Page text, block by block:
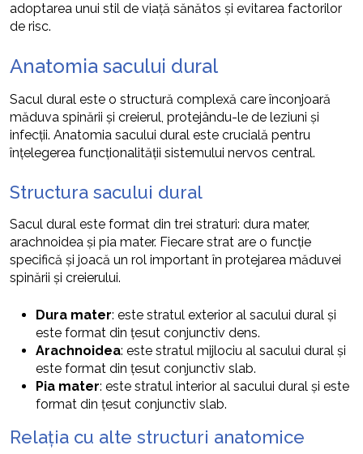
adoptarea unui stil de viață sănătos și evitarea factorilor
de risc.
Anatomia sacului dural
Sacul dural este o structură complexă care înconjoară
măduva spinării și creierul, protejându-le de leziuni și
infecții. Anatomia sacului dural este crucială pentru
înțelegerea funcționalității sistemului nervos central.
Structura sacului dural
Sacul dural este format din trei straturi: dura mater,
arachnoidea și pia mater. Fiecare strat are o funcție
specifică și joacă un rol important în protejarea măduvei
spinării și creierului.
Dura mater: este stratul exterior al sacului dural și
este format din țesut conjunctiv dens.
Arachnoidea: este stratul mijlociu al sacului dural și
este format din țesut conjunctiv slab.
Pia mater: este stratul interior al sacului dural și este
format din țesut conjunctiv slab.
Relația cu alte structuri anatomice